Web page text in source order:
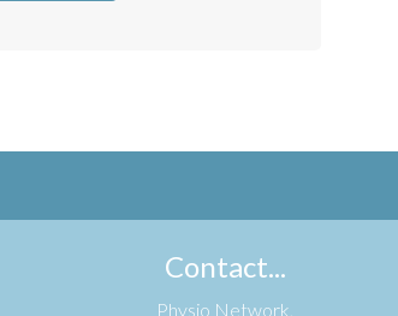
Contact...
Physio Network,